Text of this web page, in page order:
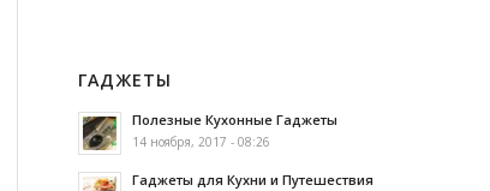
ГАДЖЕТЫ
Полезные Кухонные Гаджеты
14 ноября, 2017 - 08:26
Гаджеты для Кухни и Путешествия